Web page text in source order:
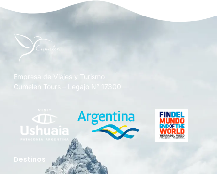
Empresa de Viajes y Turismo
Cumelen Tours – Legajo N° 17300
Destinos